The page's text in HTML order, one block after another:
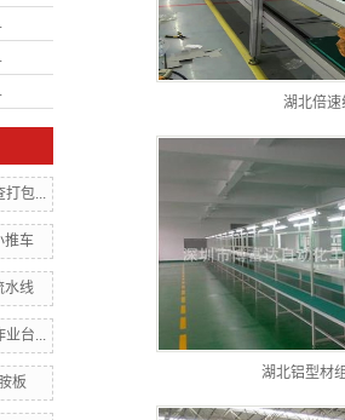
打包...
推车
水线
业台...
板
湖北倍速
湖北铝型材